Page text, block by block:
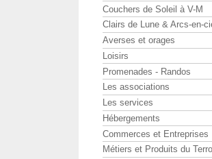
Couchers de Soleil à V-M
Clairs de Lune & Arcs-en-
Averses et orages
Loisirs
Promenades - Randos
Les associations
Les services
Hébergements
Commerces et Entreprises
Métiers et Produits du